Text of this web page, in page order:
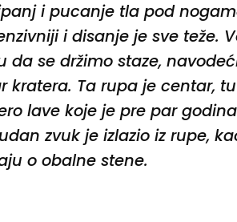
i pucanje tla pod
i disanje je sve teže.
da se držimo staze,
kratera. Ta rupa je centar,
lave koje je pre par
zvuk je izlazio iz rupe,
o obalne stene.